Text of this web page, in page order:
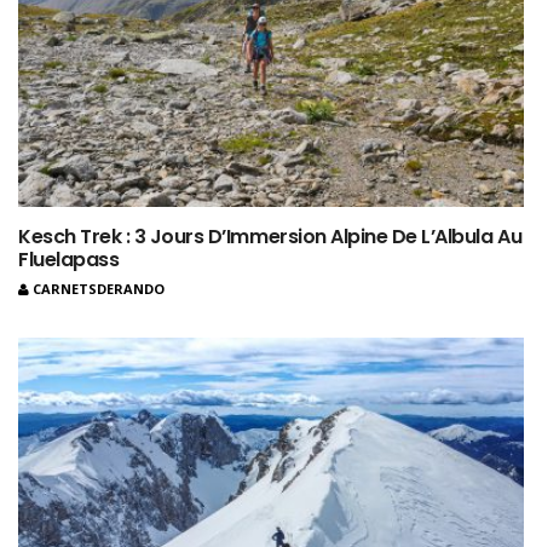
Kesch Trek : 3 Jours D’Immersion Alpine De L’Albula Au
Fluelapass
CARNETSDERANDO